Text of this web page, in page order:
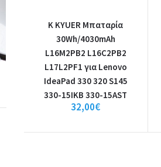
K KYUER Μπαταρία
30Wh/4030mAh
L16M2PB2 L16C2PB2
L17L2PF1 για Lenovo
IdeaPad 330 320 S145
330-15IKB 330-15AST
32,00€